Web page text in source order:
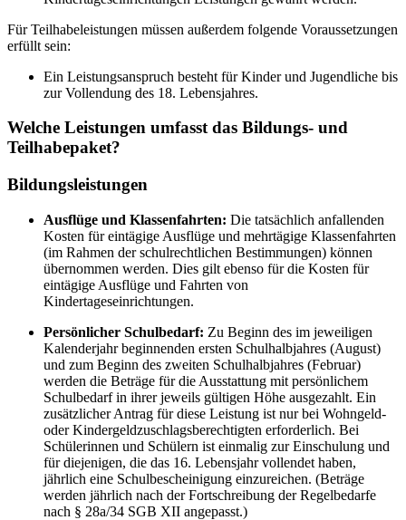
Für Teilhabeleistungen müssen außerdem folgende Voraussetzungen
erfüllt sein:
Ein Leistungsanspruch besteht für Kinder und Jugendliche bis
zur Vollendung des 18. Lebensjahres.
Welche Leistungen umfasst das Bildungs- und
Teilhabepaket?
Bildungsleistungen
Ausflüge und Klassenfahrten: Die tatsächlich anfallenden
Kosten für eintägige Ausflüge und mehrtägige Klassenfahrten
(im Rahmen der schulrechtlichen Bestimmungen) können
übernommen werden. Dies gilt ebenso für die Kosten für
eintägige Ausflüge und Fahrten von
Kindertageseinrichtungen.
Persönlicher Schulbedarf: Zu Beginn des im jeweiligen
Kalenderjahr beginnenden ersten Schulhalbjahres (August)
und zum Beginn des zweiten Schulhalbjahres (Februar)
werden die Beträge für die Ausstattung mit persönlichem
Schulbedarf in ihrer jeweils gültigen Höhe ausgezahlt. Ein
zusätzlicher Antrag für diese Leistung ist nur bei Wohngeld-
oder Kindergeldzuschlagsberechtigten erforderlich. Bei
Schülerinnen und Schülern ist einmalig zur Einschulung und
für diejenigen, die das 16. Lebensjahr vollendet haben,
jährlich eine Schulbescheinigung einzureichen. (Beträge
werden jährlich nach der Fortschreibung der Regelbedarfe
nach § 28a/34 SGB XII angepasst.)